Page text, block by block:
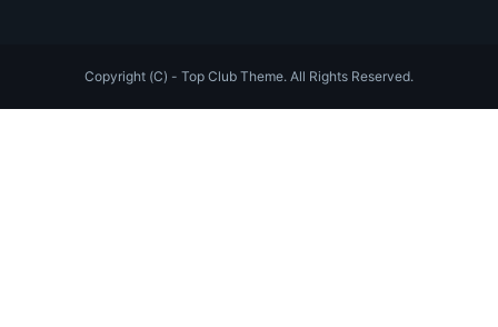
Copyright (C) - Top Club Theme. All Rights Reserved.